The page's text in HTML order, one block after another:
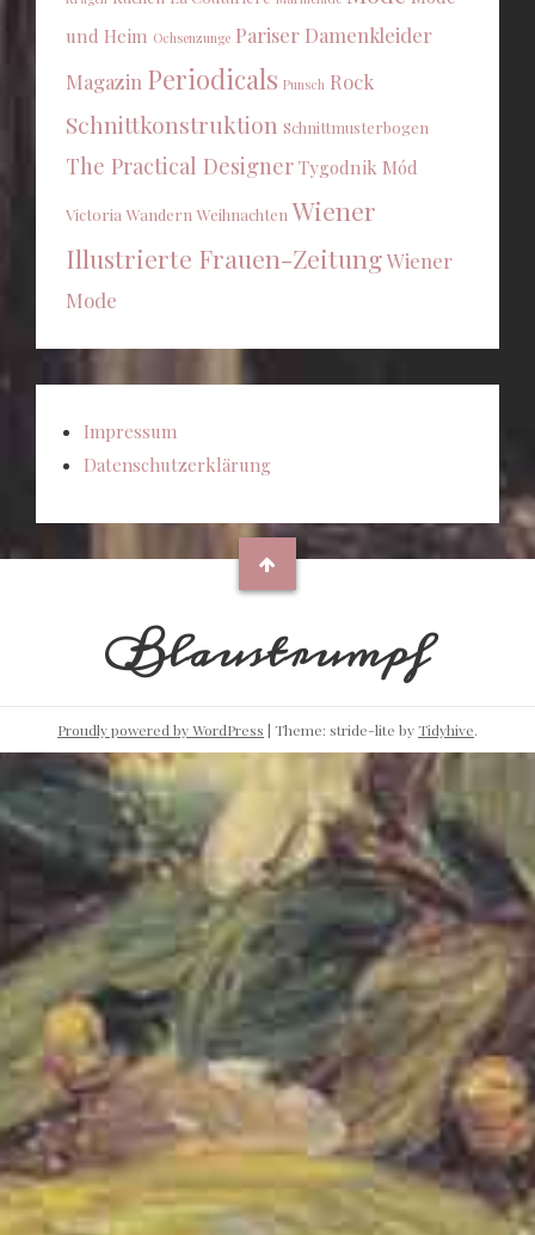
und Heim Ochsenzunge Pariser Damenkleider
Magazin Periodicals Punsch Rock
Schnittkonstruktion Schnittmusterbogen
The Practical Designer Tygodnik Mód
Victoria Wandern Weihnachten Wiener
Illustrierte Frauen-ZeitungWiener
Mode
Impressum
Datenschutzerklärung
Blaustrumpf
Proudly powered by WordPress | Theme: stride-lite byTidyhive.